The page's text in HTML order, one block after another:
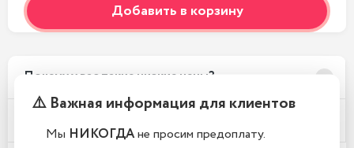
Добавить в корзину
Почему у вас такие низкие цены?
⚠️ Важная информация для клиентов
Мы НИКОГДАне просим предоплату.